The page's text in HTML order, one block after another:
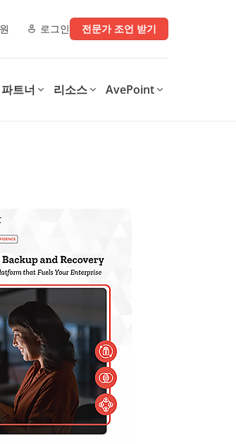
로그인 전문가 조언 받기
데이터 기반 인사이트를 제공합
니다.
Platform 탐색
파트너
너 데모 라이브러리
& 인증
리소스
MSP를 위한 4가지 Microsoft
365 백업 체크리스트
AvePoint